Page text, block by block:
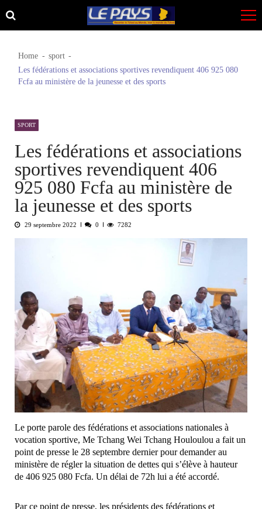
Skip
to
Skip
to
Home
sport
Les fédérations et associations sportives revendiquent 406 925 080
Fcfa au ministère de la jeunesse et des sports
SPORT
Les fédérations et associations
sportives revendiquent 406
925 080 Fcfa au ministère de
la jeunesse et des sports
29 septembre 2022 0 7282
Le porte parole des fédérations et associations nationales à
vocation sportive, Me Tchang Wei Tchang Houloulou a fait un
point de presse le 28 septembre dernier pour demander au
ministère de régler la situation de dettes qui s’élève à hauteur
de 406 925 080 Fcfa. Un délai de 72h lui a été accordé.
Par ce point de presse, les présidents des fédérations et